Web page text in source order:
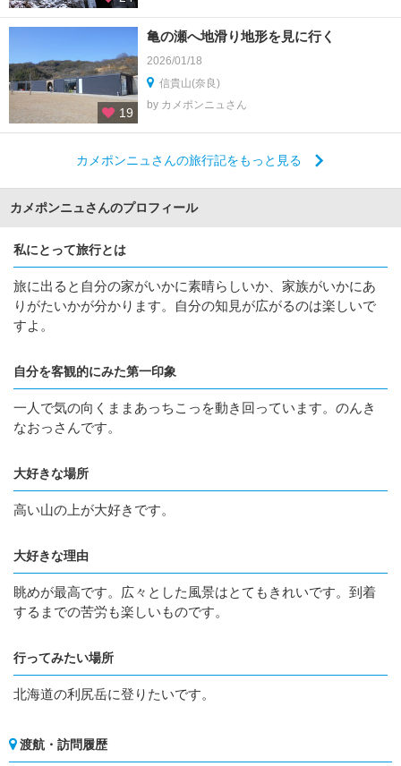
19
亀の瀬へ地滑り地形を見に行く
2026/01/18
信貴山(奈良)
by カメポンニュさん
カメポンニュさんの旅行記をもっと見る
カメポンニュさんのプロフィール
私にとって旅行とは
旅に出ると自分の家がいかに素晴らしいか、家族がいかにあ
りがたいかが分かります。自分の知見が広がるのは楽しいで
すよ。
自分を客観的にみた第一印象
一人で気の向くままあっちこっを動き回っています。のんき
なおっさんです。
大好きな場所
高い山の上が大好きです。
大好きな理由
眺めが最高です。広々とした風景はとてもきれいです。到着
するまでの苦労も楽しいものです。
行ってみたい場所
北海道の利尻岳に登りたいです。
渡航・訪問履歴